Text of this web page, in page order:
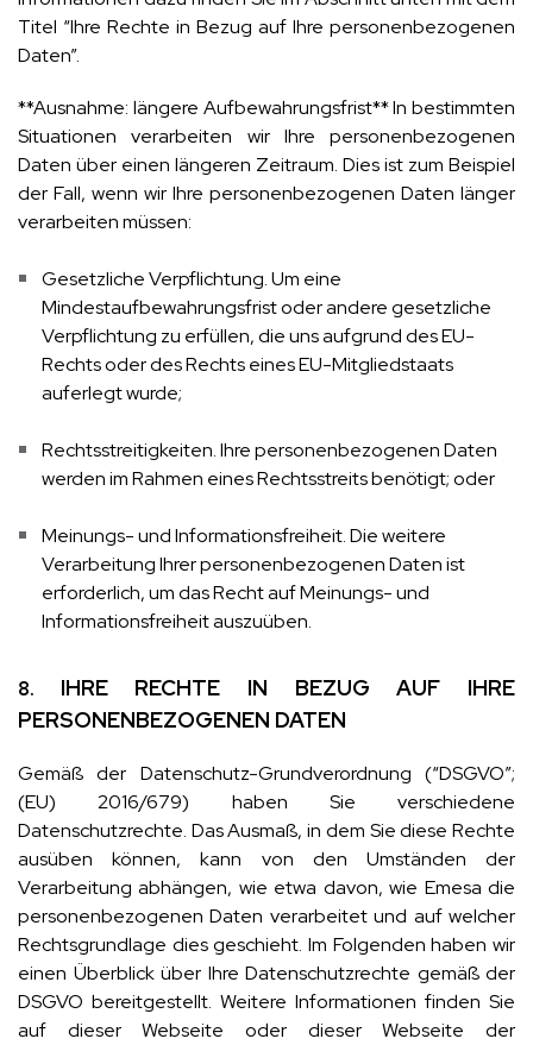
Titel “Ihre Rechte in Bezug auf Ihre personenbezogenen
Daten”.
**Ausnahme: längere Aufbewahrungsfrist** In bestimmten
Situationen verarbeiten wir Ihre personenbezogenen
Daten über einen längeren Zeitraum. Dies ist zum Beispiel
der Fall, wenn wir Ihre personenbezogenen Daten länger
verarbeiten müssen:
Gesetzliche Verpflichtung. Um eine
Mindestaufbewahrungsfrist oder andere gesetzliche
Verpflichtung zu erfüllen, die uns aufgrund des EU-
Rechts oder des Rechts eines EU-Mitgliedstaats
auferlegt wurde;
Rechtsstreitigkeiten. Ihre personenbezogenen Daten
werden im Rahmen eines Rechtsstreits benötigt; oder
Meinungs- und Informationsfreiheit. Die weitere
Verarbeitung Ihrer personenbezogenen Daten ist
erforderlich, um das Recht auf Meinungs- und
Informationsfreiheit auszuüben.
8. IHRE RECHTE IN BEZUG AUF IHRE
PERSONENBEZOGENEN DATEN
Gemäß der Datenschutz-Grundverordnung (“DSGVO”;
(EU) 2016/679) haben Sie verschiedene
Datenschutzrechte. Das Ausmaß, in dem Sie diese Rechte
ausüben können, kann von den Umständen der
Verarbeitung abhängen, wie etwa davon, wie Emesa die
personenbezogenen Daten verarbeitet und auf welcher
Rechtsgrundlage dies geschieht. Im Folgenden haben wir
einen Überblick über Ihre Datenschutzrechte gemäß der
DSGVO bereitgestellt. Weitere Informationen finden Sie
auf dieser Webseite oder dieser Webseite der